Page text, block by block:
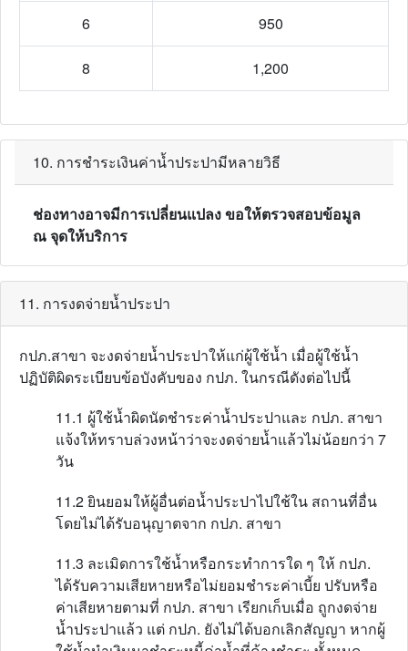
6 950
8 1,200
10. การชำระเงินค่าน้ำประปามีหลายวิธี
ช่องทางอาจมีการเปลี่ยนแปลง ขอให้ตรวจสอบข้อมูล
ณ จุดให้บริการ
11. การงดจ่ายน้ำประปา
กปภ.สาขา จะงดจ่ายน้ำประปาให้แก่ผู้ใช้น้ำ เมื่อผู้ใช้น้ำ
ปฏิบัติผิดระเบียบข้อบังคับของ กปภ. ในกรณีดังต่อไปนี้
11.1 ผู้ใช้น้ำผิดนัดชำระค่าน้ำประปาและ กปภ. สาขา
แจ้งให้ทราบล่วงหน้าว่าจะงดจ่ายน้ำแล้วไม่น้อยกว่า 7
วัน
11.2 ยินยอมให้ผู้อื่นต่อน้ำประปาไปใช้ใน สถานที่อื่น
โดยไม่ได้รับอนุญาตจาก กปภ. สาขา
11.3 ละเมิดการใช้น้ำหรือกระทำการใด ๆ ให้ กปภ.
ได้รับความเสียหายหรือไม่ยอมชำระค่าเบี้ย ปรับหรือ
ค่าเสียหายตามที่ กปภ. สาขา เรียกเก็บเมื่อ ถูกงดจ่าย
น้ำประปาแล้ว แต่ กปภ. ยังไม่ได้บอกเลิกสัญญา หากผู้